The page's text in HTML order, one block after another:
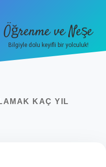
Öğrenme ve Neşe
Bilgiyle dolu keyifli bir yolculuk!
KAÇ YIL